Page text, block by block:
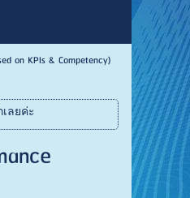
on KPIs & Competency)
เลยค่ะ